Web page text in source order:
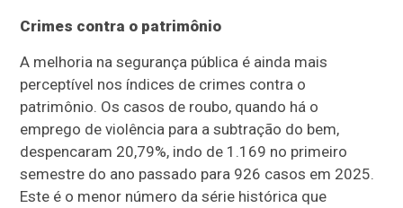
Crimes contra o patrimônio
A melhoria na segurança pública é ainda mais
perceptível nos índices de crimes contra o
patrimônio. Os casos de roubo, quando há o
emprego de violência para a subtração do bem,
despencaram 20,79%, indo de 1.169 no primeiro
semestre do ano passado para 926 casos em 2025.
Este é o menor número da série histórica que